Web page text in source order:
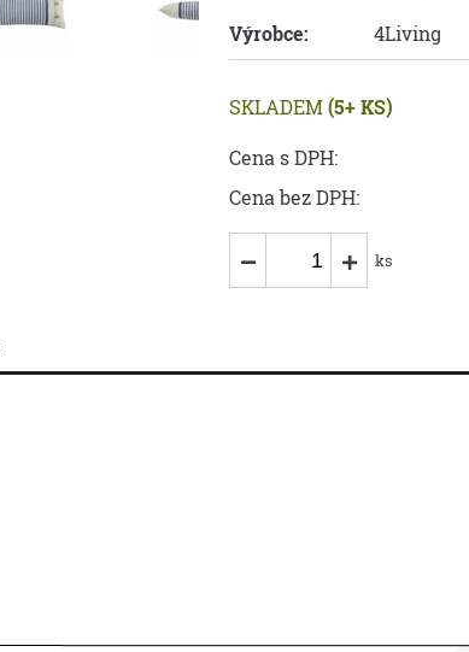
Výrobce:
4Living
SKLADEM(5+ KS)
Cena s DPH:
Cena bez DPH:
ks